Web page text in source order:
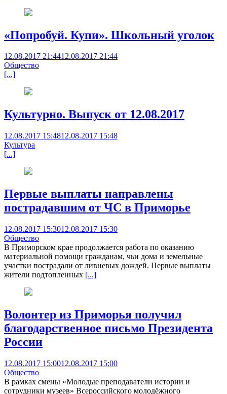
«Попробуй. Купи». Школьный уголок
12.08.2017 21:4412.08.2017 21:44
Общество
[...]
Культурно. Выпуск от 12.08.2017
12.08.2017 15:4812.08.2017 15:48
Культура
[...]
Первые выплаты направлены
пострадавшим от ЧС в Приморье
12.08.2017 15:3012.08.2017 15:30
Общество
В Приморском крае продолжается работа по оказанию
материальной помощи гражданам, чьи дома и земельные
участки пострадали от ливневых дождей. Первые выплаты
жители подтопленных [...]
Волонтер из Приморья получил
благодарственное письмо Президента
России
12.08.2017 15:0012.08.2017 15:00
Общество
В рамках смены «Молодые преподаватели истории и
сотрудники музеев» Всероссийского молодёжного